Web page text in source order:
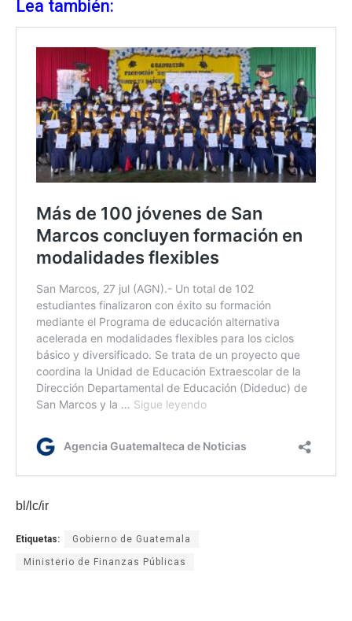
Lea también:
bl/lc/ir
Etiquetas: Gobierno de Guatemala
Ministerio de Finanzas Públicas